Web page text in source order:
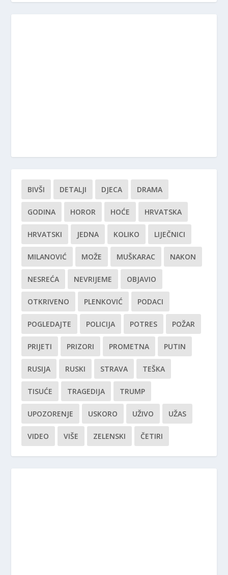
BIVŠI DETALJI DJECA DRAMA
GODINA HOROR HOĆE HRVATSKA
HRVATSKI JEDNA KOLIKO LIJEČNICI
MILANOVIĆ MOŽE MUŠKARAC NAKON
NESREĆA NEVRIJEME OBJAVIO
OTKRIVENO PLENKOVIĆ PODACI
POGLEDAJTE POLICIJA POTRES POŽAR
PRIJETI PRIZORI PROMETNA PUTIN
RUSIJA RUSKI STRAVA TEŠKA
TISUĆE TRAGEDIJA TRUMP
UPOZORENJE USKORO UŽIVO UŽAS
VIDEO VIŠE ZELENSKI ČETIRI